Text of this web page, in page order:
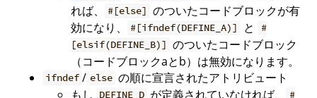
れば、
#[else] のついたコードブロックが有
効になり、
#[ifndef(DEFINE_A)] と
#
[elsif(DEFINE_B)] のついたコードブロック
（コードブロックaとb）は無効になります。
ifndef / else の順に宣言されたアトリビュート
もし
DEFINE_D が定義されていなければ、
#